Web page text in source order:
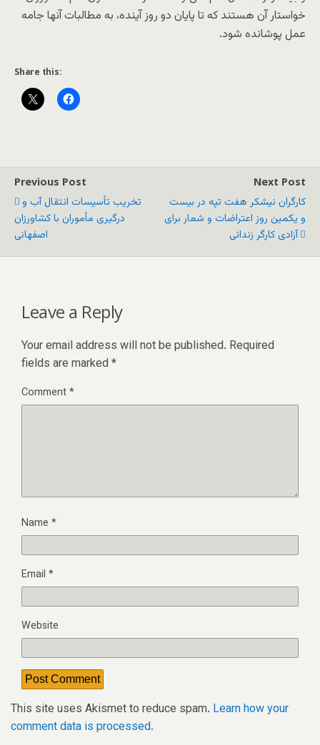
خواستار آن هستند که تا پایان دو روز آینده، به مطالبات آنها جامه
عمل پوشانده شود.
Share this:
Previous Post
تخریب تأسیسات انتقال آب و
درگیری مأموران با کشاورزان
اصفهانی
Next Post
کارگران نیشکر هفت تپه در بیست
و یکمین روز اعتراضات و شعار برای
آزادی کارگر زندانی
Leave a Reply
Your email address will not be published. Required
fields are marked *
Comment*
Name *
Email *
Website
This site uses Akismet to reduce spam. Learn how your
comment data is processed.